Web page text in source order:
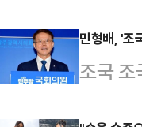
"우리
면 널
통령은
다"며
민형배, '조
조국
가운데,